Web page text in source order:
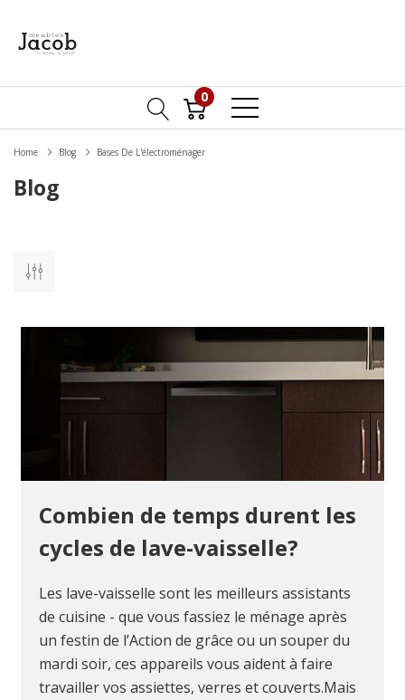
0
Home Blog Bases De L'électroménager
Blog
Combien de temps durent les
cycles de lave-vaisselle?
Les lave-vaisselle sont les meilleurs assistants
de cuisine - que vous fassiez le ménage après
un festin de l’Action de grâce ou un souper du
mardi soir, ces appareils vous aident à faire
travailler vos assiettes, verres et couverts.Mais